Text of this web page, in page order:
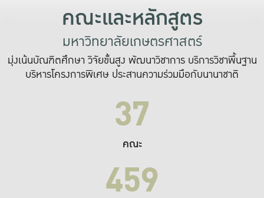
คณะและหลักสูตร
มหาวิทยาลัยเกษตรศาสตร์
มุ่งเน้นบัณฑิตศึกษา วิจัยขั้นสูง พัฒนาวิชาการ บริการวิชาพื้นฐาน
บริหารโครงการพิเศษ ประสานความร่วมมือกับนานาชาติ
37
คณะ
459